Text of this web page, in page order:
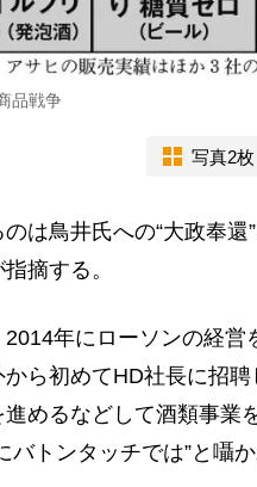
品戦争
写真2枚
は鳥井氏への“大政奉還
摘する。
2014年にローソンの経営
ら初めてHD社長に招
進めるなどして酒類事業
バトンタッチでは”と囁か